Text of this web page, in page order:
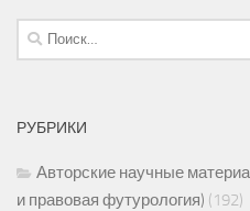
Найти:
РУБРИКИ
Авторские научные
и правовая футурология) (192)